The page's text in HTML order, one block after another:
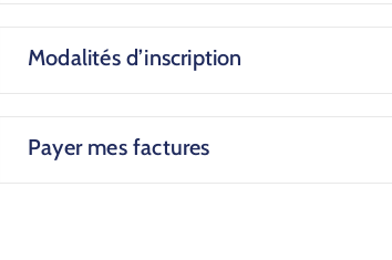
Modalités d’inscription
Payer mes factures